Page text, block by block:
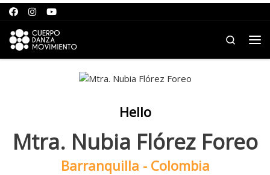
Saltar al contenido
Search
Hello
Mtra. Nubia Flórez Foreo
Barranquilla - Colombia